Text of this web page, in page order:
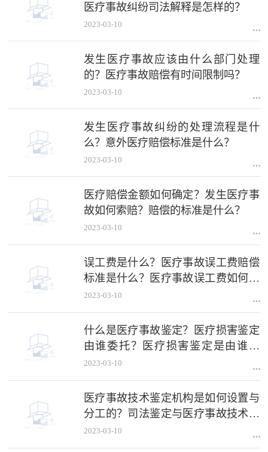
医疗事故纠纷司法解释是怎样的？
2023-03-10
发生医疗事故应该由什么部门处理
的？医疗事故赔偿有时间限制吗？
2023-03-10
发生医疗事故纠纷的处理流程是什
么？意外医疗赔偿标准是什么？
2023-03-10
医疗赔偿金额如何确定？发生医疗事
故如何索赔？赔偿的标准是什么？
2023-03-10
误工费是什么？医疗事故误工费赔偿
标准是什么？医疗事故误工费如何计
算？
2023-03-10
什么是医疗事故鉴定？医疗损害鉴定
由谁委托？医疗损害鉴定是由谁做
的？
2023-03-10
医疗事故技术鉴定机构是如何设置与
分工的？司法鉴定与医疗事故技术鉴
定有何不同？
2023-03-10